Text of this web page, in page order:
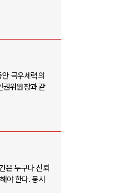
극우세력의
권위원장과 같
은 누구나 신뢰
야 한다. 동시